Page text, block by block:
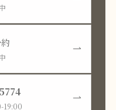
19:00